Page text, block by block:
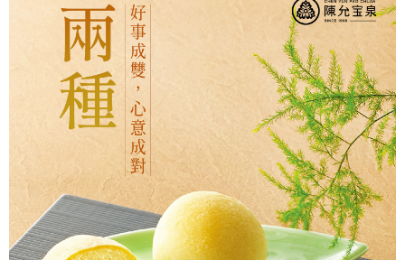
【中秋預購 85折】宅配
每筆NT$160，滿NT$3,000(含以上)免運費